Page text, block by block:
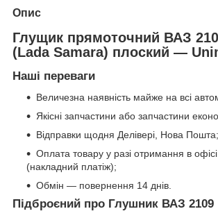
Опис
Глущик прямоточний ВАЗ
(Lada Samara) плоский —
Наші переваги
Величезна наявність майже на всі
Якісні запчастини або запчастини
Відправки щодня Делівері, Нова Пошта;
Оплата товару у разі отримання в
(накладний платіж);
Обмін — повернення 14 днів.
Підброєний про Глушник ВАЗ 2109